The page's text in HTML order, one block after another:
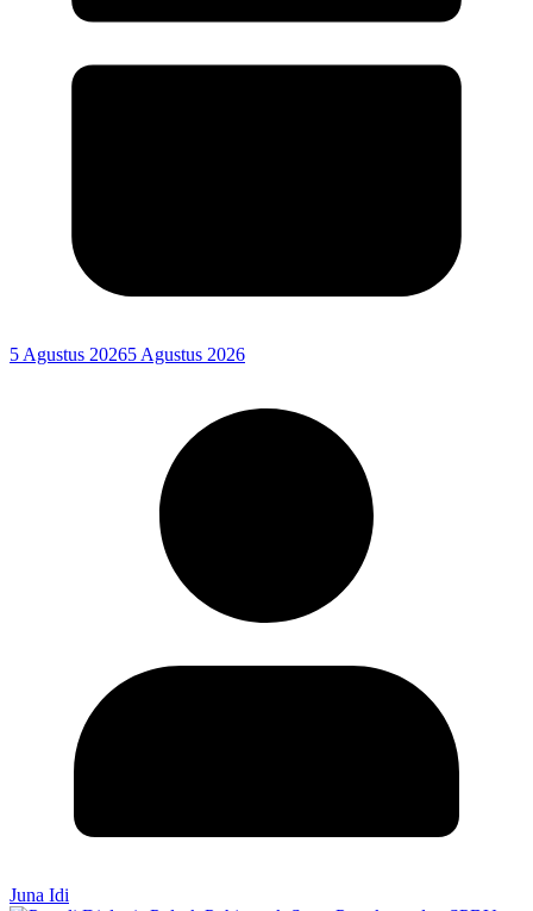
5 Agustus 20265 Agustus 2026
Juna Idi